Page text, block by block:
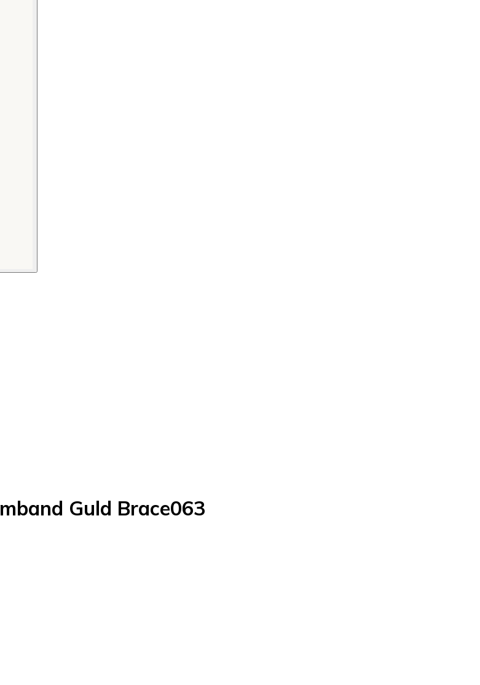
Guld Brace063